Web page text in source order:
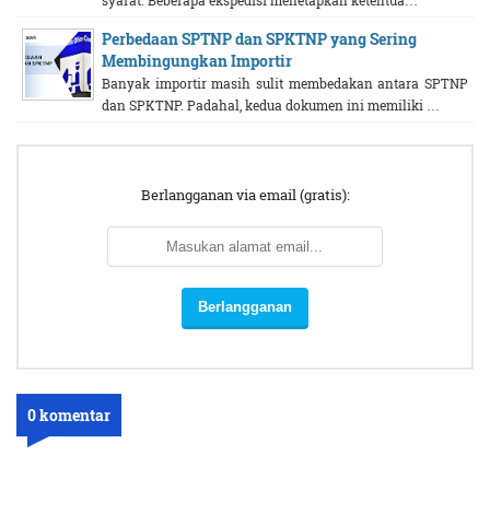
Perbedaan SPTNP dan SPKTNP yang Sering
Membingungkan Importir
Banyak importir masih sulit membedakan antara SPTNP
dan SPKTNP. Padahal, kedua dokumen ini memiliki …
Berlangganan via email (gratis):
0 komentar